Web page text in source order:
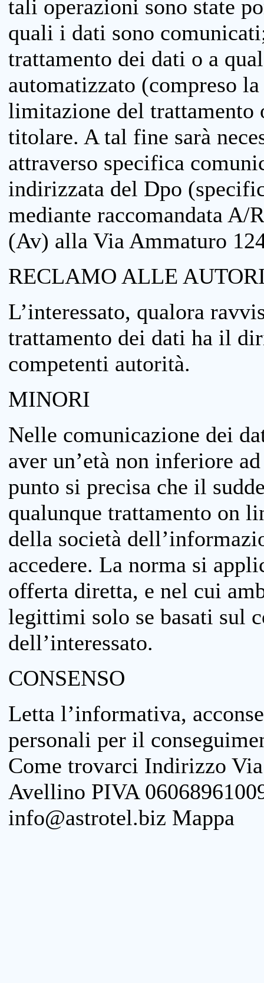
tali operazioni sono state
quali i dati sono
trattamento dei dati o a
automatizzato (compreso
limitazione del trattamento
titolare. A tal fine sarà
attraverso specifica
indirizzata del Dpo
mediante raccomandata
(Av) alla Via Ammaturo
RECLAMO ALLE
L’interessato, qualora
trattamento dei dati ha il
competenti autorità.
MINORI
Nelle comunicazione dei
aver un’età non inferiore
punto si precisa che il
qualunque trattamento on
della società
accedere. La norma si
offerta diretta, e nel cui
legittimi solo se basati sul
dell’interessato.
CONSENSO
Letta l’informativa,
personali per il
Come trovarci Indirizzo
Avellino PIVA
info@astrotel.biz Mappa